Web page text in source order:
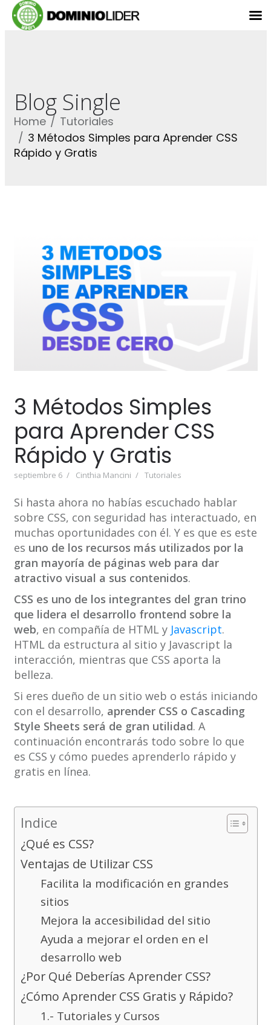
Blog Single
Home
Tutoriales
3 Métodos Simples para Aprender CSS
Rápido y Gratis
3 Métodos Simples
para Aprender CSS
Rápido y Gratis
septiembre 6 Cinthia Mancini Tutoriales
Si hasta ahora no habías escuchado hablar
sobre CSS, con seguridad has interactuado, en
muchas oportunidades con él. Y es que es este
es uno de los recursos más utilizados por la
gran mayoría de páginas web para dar
atractivo visual a sus contenidos.
CSS es uno de los integrantes del gran trino
que lidera el desarrollo frontend sobre la
web, en compañía de HTML y Javascript.
HTML da estructura al sitio y Javascript la
interacción, mientras que CSS aporta la
belleza.
Si eres dueño de un sitio web o estás iniciando
con el desarrollo, aprender CSS o Cascading
Style Sheets será de gran utilidad. A
continuación encontrarás todo sobre lo que
es CSS y cómo puedes aprenderlo rápido y
gratis en línea.
Indice
¿Qué es CSS?
Ventajas de Utilizar CSS
Facilita la modificación en grandes
sitios
Mejora la accesibilidad del sitio
Ayuda a mejorar el orden en el
desarrollo web
¿Por Qué Deberías Aprender CSS?
¿Cómo Aprender CSS Gratis y Rápido?
1.- Tutoriales y Cursos